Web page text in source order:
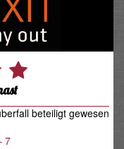
beteiligt gewesen
7